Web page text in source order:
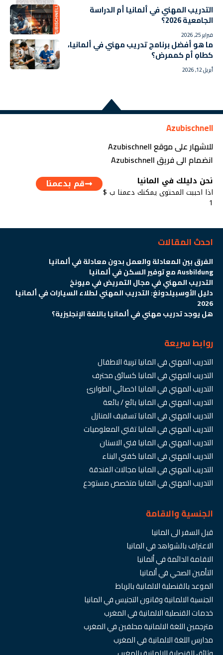
التدريب المهني في ألمانيا أم الدراسة
الجامعية 2026؟
فبراير 25, 2026
ما هو أفضل برنامج تدريب مهني في ألمانيا،
كطاهٍ أم كممرض؟
أبريل 12, 2026
Azubischnell
للاشهار على موقع Azubischnell
انضمام الى فريق Azubischnell
نحن دليلك في المانيا
اذا احببت المحتوى يمكنك دعمنا ب $
1
قم بدعمنا
احدث المقالات
الفرق بين المعادلة والعمل بدون معادلة في ألمانيا
Ausbildung مع توفير السكن في ألمانيا
التدريب المهني في مجال التمريض في ميونخ
دليل الأوسبيلدونغ: التدريب المهني لطلاء السيارات في ألمانيا
2026
هل يوجد تدريب مهني في ألمانيا باللغة الإنجليزية؟
روابط سريعة
التدريب المهني في المانيا تربية الاطفال
التدريب المهني في المانيا كسائق محترف
التدريب المهني في المانيا اخصائي الطوارئ
التدريب المهني في المانيا بائع / بائعة
التدريب المهني في المانيا تسقيف المنازل
التدريب المهني في المانيا تقني المعلوميات
التدريب المهني في المانيا فني الاسنان
التدريب المهني في المانيا كفني البناء
التدريب المهني في المانيا مجالات الفندقة
التدريب المهني في المانيا متخصص مستودع
الجنسية والاقامة
قبل السفر الى المانيا
الاعتراف بالشواهد في المانيا
الاقامة الدائمة في ألمانيا
التأمين الصحي في ألمانيا
الموعد بالقنصلية الالمانية بالرباط
الجنسية الالمانية وقانون التجنيس في المانيا
خدمات القنصلية الالمانية في المغرب
مترجمين اللغة الالمانية محلفين في المغرب
مدارس اللغة الالمانية في المغرب